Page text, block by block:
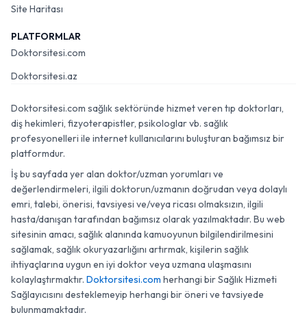
Site Haritası
PLATFORMLAR
Doktorsitesi.com
Doktorsitesi.az
Doktorsitesi.com sağlık sektöründe hizmet veren tıp doktorları,
diş hekimleri, fizyoterapistler, psikologlar vb. sağlık
profesyonelleri ile internet kullanıcılarını buluşturan bağımsız bir
platformdur.
İş bu sayfada yer alan doktor/uzman yorumları ve
değerlendirmeleri, ilgili doktorun/uzmanın doğrudan veya dolaylı
emri, talebi, önerisi, tavsiyesi ve/veya ricası olmaksızın, ilgili
hasta/danışan tarafından bağımsız olarak yazılmaktadır. Bu web
sitesinin amacı, sağlık alanında kamuoyunun bilgilendirilmesini
sağlamak, sağlık okuryazarlığını artırmak, kişilerin sağlık
ihtiyaçlarına uygun en iyi doktor veya uzmana ulaşmasını
kolaylaştırmaktır. Doktorsitesi.com herhangi bir Sağlık Hizmeti
Sağlayıcısını desteklemeyip herhangi bir öneri ve tavsiyede
bulunmamaktadır.